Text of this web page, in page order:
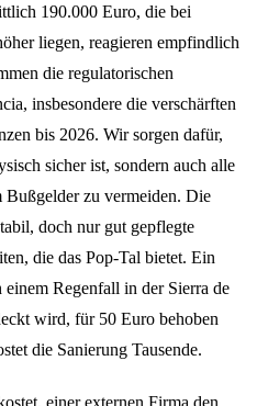
190.000 Euro, die bei
liegen, reagieren empfindlich
die regulatorischen
insbesondere die verschärften
bis 2026. Wir sorgen dafür,
sicher ist, sondern auch alle
zu vermeiden. Die
doch nur gut gepflegte
die das Pop-Tal bietet. Ein
Regenfall in der Sierra de
wird, für 50 Euro behoben
die Sanierung Tausende.
einer externen Firma den